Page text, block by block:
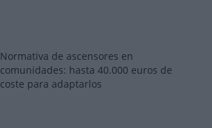
Normativa de ascensores en
comunidades: hasta 40.000 euros de
coste para adaptarlos